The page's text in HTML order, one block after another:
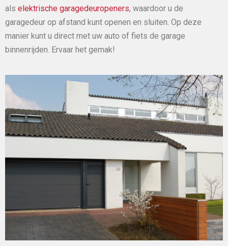
als elektrische garagedeuropeners, waardoor u de
garagedeur op afstand kunt openen en sluiten. Op deze
manier kunt u direct met uw auto of fiets de garage
binnenrijden. Ervaar het gemak!